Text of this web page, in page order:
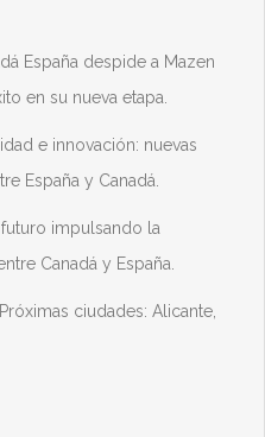
España despide a Mazen
en su nueva etapa.
e innovación: nuevas
España y Canadá.
impulsando la
Canadá y España.
ciudades: Alicante,